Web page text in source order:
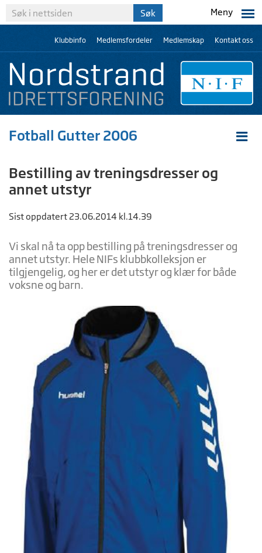
Meny
Klubbinfo Medlemsfordeler Medlemskap Kontakt oss
Fotball Gutter 2006
Bestilling av treningsdresser og
annet utstyr
Sist oppdatert 23.06.2014 kl.14.39
Vi skal nå ta opp bestilling på treningsdresser og
annet utstyr. Hele NIFs klubbkolleksjon er
tilgjengelig, og her er det utstyr og klær for både
voksne og barn.